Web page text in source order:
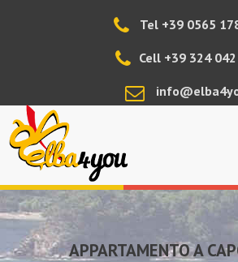
Tel +39 0565
Cell +39 324
APPARTAMENTO A